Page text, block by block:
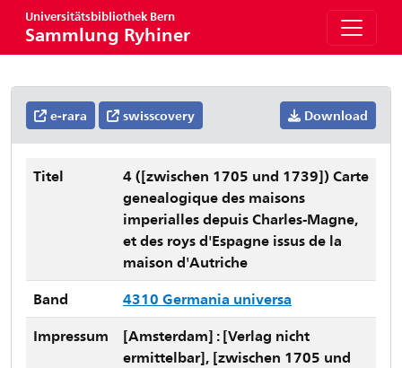
Universitätsbibliothek Bern
Sammlung Ryhiner
e-rara swisscovery Download
Titel
4 ([zwischen 1705 und 1739]) Carte
genealogique des maisons
imperialles depuis Charles-Magne,
et des roys d'Espagne issus de la
maison d'Autriche
Band
4310 Germania universa
Impressum
[Amsterdam] : [Verlag nicht
ermittelbar], [zwischen 1705 und